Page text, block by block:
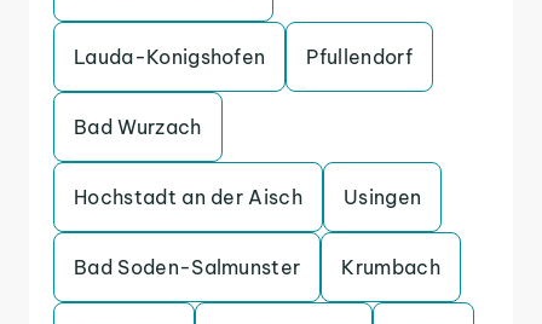
Lauda-Konigshofen Pfullendorf
Bad Wurzach
Hochstadt an der Aisch Usingen
Bad Soden-Salmunster Krumbach